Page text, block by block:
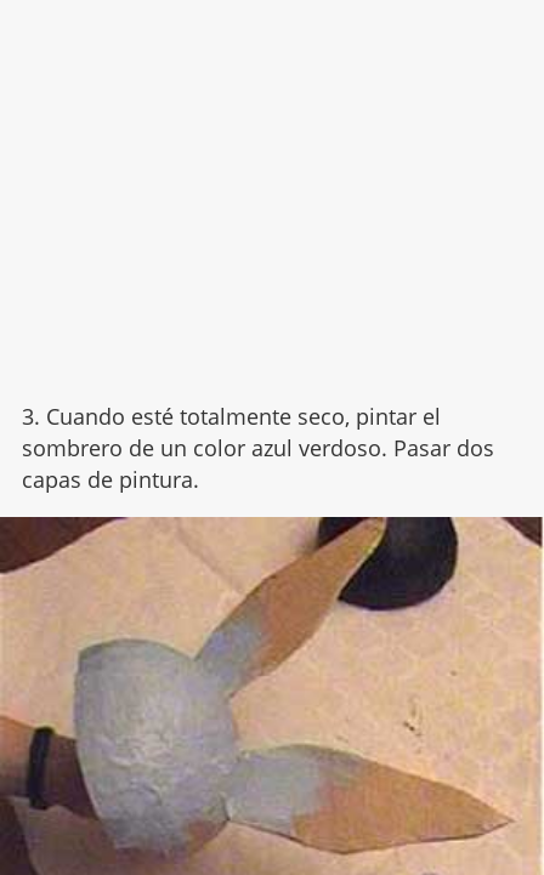
3. Cuando esté totalmente seco, pintar el
sombrero de un color azul verdoso. Pasar dos
capas de pintura.